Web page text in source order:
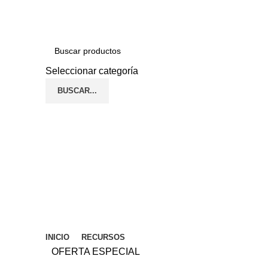
Seleccionar categoría
BUSCAR...
INICIO RECURSOS
OFERTA ESPECIAL